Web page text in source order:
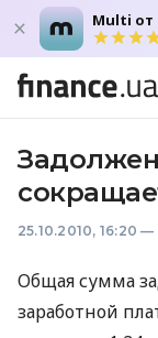
Multi от
25.10.2010, 16:20 —
Общая сумма
заработной